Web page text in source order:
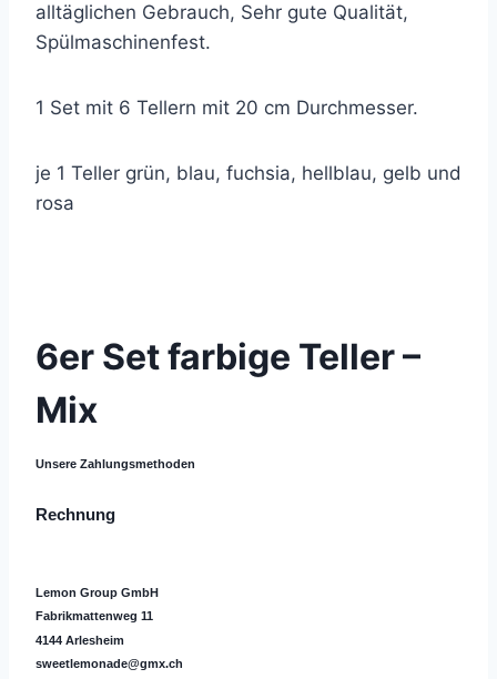
alltäglichen Gebrauch, Sehr gute Qualität,
Spülmaschinenfest.
1 Set mit 6 Tellern mit 20 cm Durchmesser.
je 1 Teller grün, blau, fuchsia, hellblau, gelb und
rosa
6er Set farbige Teller –
Mix
Unsere Zahlungsmethoden
Rechnung
Lemon Group GmbH
Fabrikmattenweg 11
4144 Arlesheim
sweetlemonade@gmx.ch